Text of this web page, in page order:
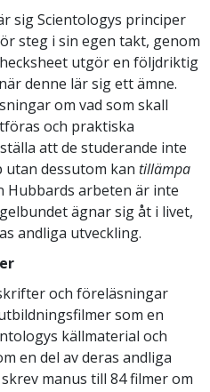
sig Scientologys principer
steg i sin egen takt, genom
utgör en följdriktig
denne lär sig ett ämne.
om vad som skall
och praktiska
att de studerande inte
dessutom kan tillämpa
Hubbards arbeten är inte
ägnar sig åt i livet,
andliga utveckling.
och föreläsningar
som en
källmaterial och
en del av deras andliga
manus till 84 filmer om